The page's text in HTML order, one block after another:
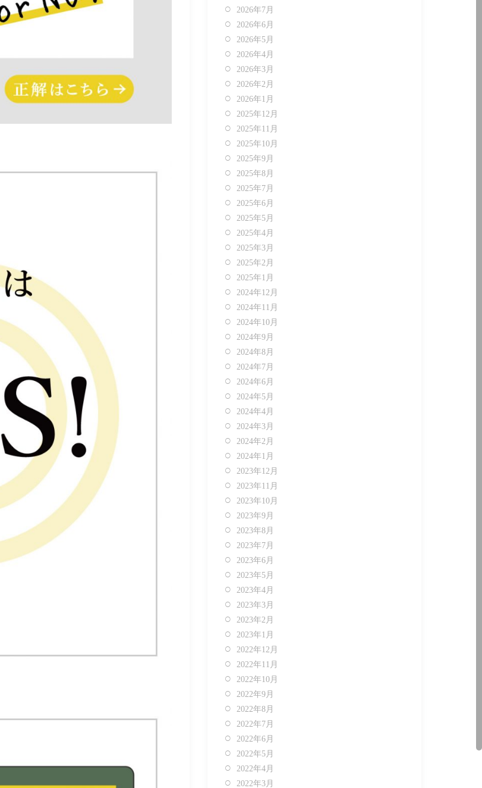
2026年7月
2026年6月
2026年5月
2026年4月
2026年3月
2026年2月
2026年1月
2025年12月
2025年11月
2025年10月
2025年9月
2025年8月
2025年7月
2025年6月
2025年5月
2025年4月
2025年3月
2025年2月
2025年1月
2024年12月
2024年11月
2024年10月
2024年9月
2024年8月
2024年7月
2024年6月
2024年5月
2024年4月
2024年3月
2024年2月
2024年1月
2023年12月
2023年11月
2023年10月
2023年9月
2023年8月
2023年7月
2023年6月
2023年5月
2023年4月
2023年3月
2023年2月
2023年1月
2022年12月
2022年11月
2022年10月
2022年9月
2022年8月
2022年7月
2022年6月
2022年5月
2022年4月
2022年3月